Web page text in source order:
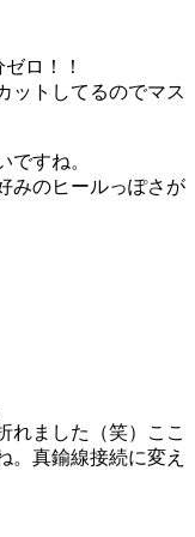
ロ！！
ットしてるのでマス
ですね。
みのヒールっぽさが
れました（笑）ここ
。真鍮線接続に変え